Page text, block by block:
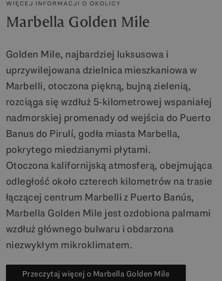
WIĘCEJ INFORMACJI O OKOLICY
Marbella Golden Mile
Golden Mile, najbardziej luksusowa i
uprzywilejowana dzielnica mieszkaniowa w
Marbelli, otoczona piękną, bujną zielenią,
rozciąga się wzdłuż 5-kilometrowej wspaniałej
nadmorskiej promenady od wejścia do Puerto
Banus do Pirulí, godła miasta Marbella,
pokrytego miedzianymi płytami.
Otoczona kalifornijską atmosferą, obejmująca
odległość około czterech kilometrów na trasie
łączącej centrum Marbelli z Puerto Banús,
Marbella Golden Mile jest ozdobiona palmami
wzdłuż głównego bulwaru i obdarzona
niezwykłym mikroklimatem.
Przeczytaj więcej o Marbella Golden Mile